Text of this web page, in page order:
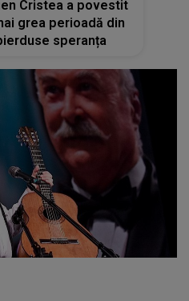
Cristea a povestit
grea perioadă din
speranța